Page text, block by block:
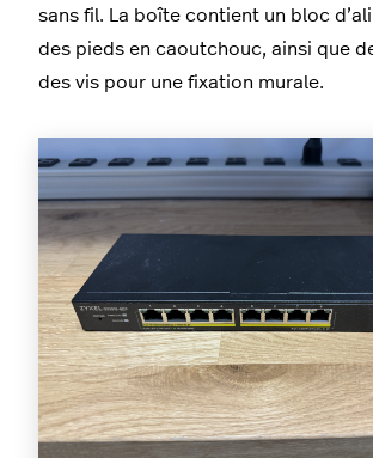
sans fil. La boîte contient un bloc
des pieds en caoutchouc, ainsi que
des vis pour une fixation murale.